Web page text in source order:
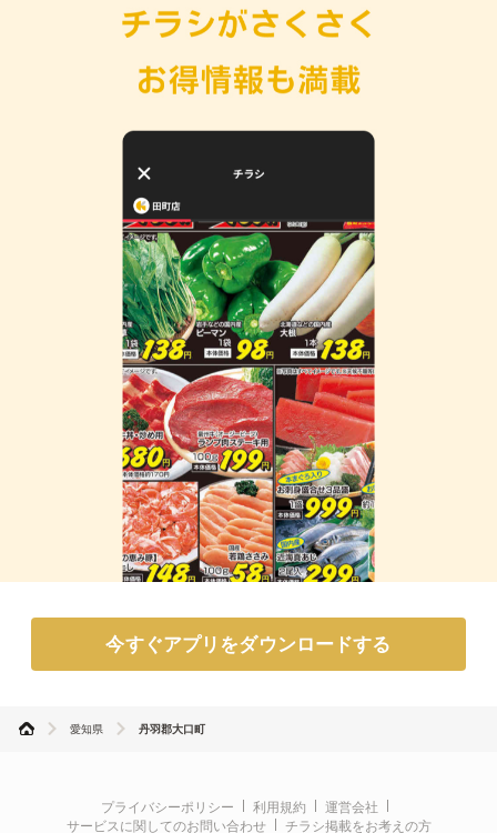
今すぐアプリをダウンロードする
愛知県 丹羽郡大口町
プライバシーポリシー 利用規約
運営会社
サービスに関してのお問い合わせ
チラシ掲載をお考えの方